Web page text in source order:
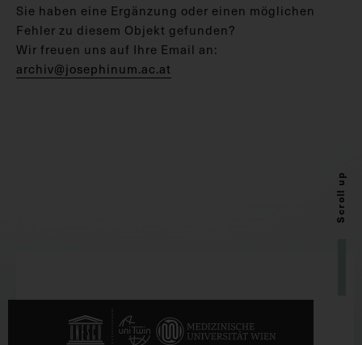
Sie haben eine Ergänzung oder einen möglichen
Fehler zu diesem Objekt gefunden?
Wir freuen uns auf Ihre Email an:
archiv@josephinum.ac.at
Scroll up